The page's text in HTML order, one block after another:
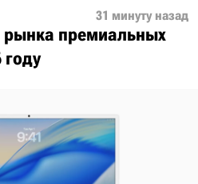
31 минуту назад
рынка премиальных